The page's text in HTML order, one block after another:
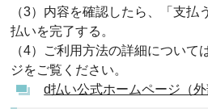
（3）内容を確認したら、「支払
払いを完了する。
（4）ご利用方法の詳細について
ジをご覧ください。
d払い公式ホームページ（外